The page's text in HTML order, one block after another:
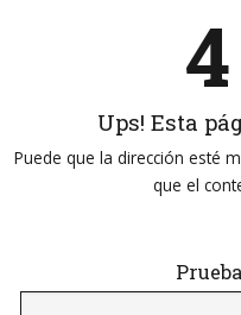
Ups! Esta
Puede que la dirección esté
que el